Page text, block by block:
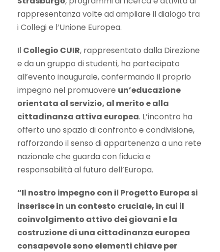
rappresentanza volte ad ampliare il dialogo tra
i Collegi e l’Unione Europea.
Il Collegio CUIR, rappresentato dalla Direzione
e da un gruppo di studenti, ha partecipato
all’evento inaugurale, confermando il proprio
impegno nel promuovere un’educazione
orientata al servizio, al merito e alla
cittadinanza attiva europea. L’incontro ha
offerto uno spazio di confronto e condivisione,
rafforzando il senso di appartenenza a una rete
nazionale che guarda con fiducia e
responsabilità al futuro dell’Europa.
“Il nostro impegno con il Progetto Europa si
inserisce in un contesto cruciale, in cui il
coinvolgimento attivo dei giovani e la
costruzione di una cittadinanza europea
consapevole sono elementi chiave per